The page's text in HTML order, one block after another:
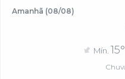
Amanhã (08/08)
Mín. 15°